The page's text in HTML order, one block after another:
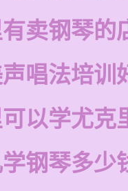
卖钢琴的
唱法培训
以学尤克
钢琴多少